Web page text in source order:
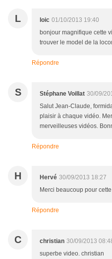
L loic 01/10/2013 19:40
bonjour magnifique cette
trouver le model de la
Répondre
S Stéphane Voillat 30/09/
Salut Jean-Claude,
plaisir à chaque vidéo.
merveilleuses vidéos.
Répondre
H Hervé 30/09/2013 18:27
Merci beaucoup pour
Répondre
C christian 30/09/2013
superbe video. christian